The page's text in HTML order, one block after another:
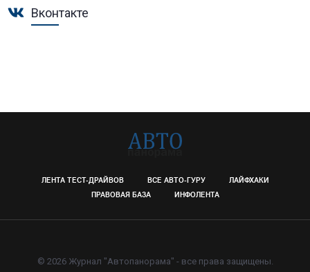
Вконтакте
ЛЕНТА ТЕСТ-ДРАЙВОВ ВСЕ АВТО-ГУРУ
ЛАЙФХАКИ
ПРАВОВАЯ БАЗА
ИНФОЛЕНТА
© 2026 Журнал "Автопанорама" - все права защищены.